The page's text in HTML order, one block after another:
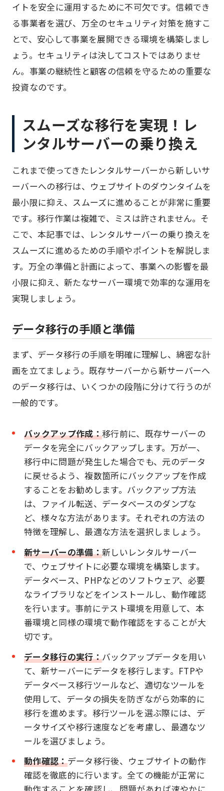
イトを安全に運用するために不可欠です。信頼でき
る事業者を選び、万全のセキュリティ対策を施すこ
とで、安心して事業を展開できる環境を構築しまし
ょう。セキュリティは決してコストではありませ
ん。事業の継続性と顧客の信頼を守るための重要な
投資なのです。
スムーズな移行を実現！レ
ンタルサーバーの乗り換え
これまで使ってきたレンタルサーバーから新しいサ
ーバーへの移行は、ウェブサイトのダウンタイムを
最小限に抑え、スムーズに進めることが非常に重要
です。移行作業は複雑で、ミスは許されません。そ
こで、本記事では、レンタルサーバーの乗り換えを
スムーズに進めるための手順やポイントを解説しま
す。万全の準備と計画によって、事業への影響を最
小限に抑え、新たなサーバー環境で効率的な運用を
実現しましょう。
データ移行の手順と準備
まず、データ移行の手順を明確に理解し、綿密な計
画を立てましょう。既存サーバーから新サーバーへ
のデータ移行は、いくつかの段階に分けて行うのが
一般的です。
バックアップ作成：移行前に、既存サーバーの
データを完全にバックアップします。万が一、
移行中に問題が発生した場合でも、元のデータ
に戻せるよう、複数箇所にバックアップを作成
することをお勧めします。バックアップ方法
は、ファイル転送、データベースのダンプな
ど、様々な方法があります。それぞれの方法の
特徴を理解し、最適な方法を選択しましょう。
新サーバーの準備：新しいレンタルサーバー
で、ウェブサイトに必要な環境を構築します。
データベース、PHPなどのソフトウェア、必要
なライブラリなどをインストールし、動作確認
を行います。事前にテスト環境を用意して、本
番環境と同様の環境で動作確認をすることが大
切です。
データ移行の実行：バックアップデータを用い
て、新サーバーにデータを移行します。FTPや
データベース移行ツールなど、適切なツールを
使用して、データの損失を防ぎながら効率的に
移行を進めます。移行ツールを選ぶ際には、デ
ータサイズや移行速度などを考慮し、最適なツ
ールを選びましょう。
動作確認：データ移行後、ウェブサイトの動作
確認を徹底的に行います。全ての機能が正常に